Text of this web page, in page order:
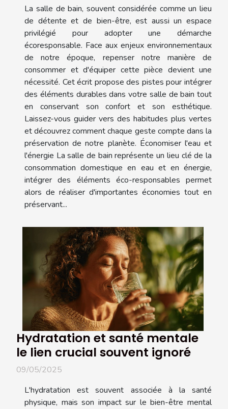
La salle de bain, souvent considérée comme un lieu
de détente et de bien-être, est aussi un espace
privilégié pour adopter une démarche
écoresponsable. Face aux enjeux environnementaux
de notre époque, repenser notre manière de
consommer et d'équiper cette pièce devient une
nécessité. Cet écrit propose des pistes pour intégrer
des éléments durables dans votre salle de bain tout
en conservant son confort et son esthétique.
Laissez-vous guider vers des habitudes plus vertes
et découvrez comment chaque geste compte dans la
préservation de notre planète. Économiser l'eau et
l'énergie La salle de bain représente un lieu clé de la
consommation domestique en eau et en énergie,
intégrer des éléments éco-responsables permet
alors de réaliser d'importantes économies tout en
préservant...
Hydratation et santé mentale
le lien crucial souvent ignoré
09/05/2025
L'hydratation est souvent associée à la santé
physique, mais son impact sur le bien-être mental